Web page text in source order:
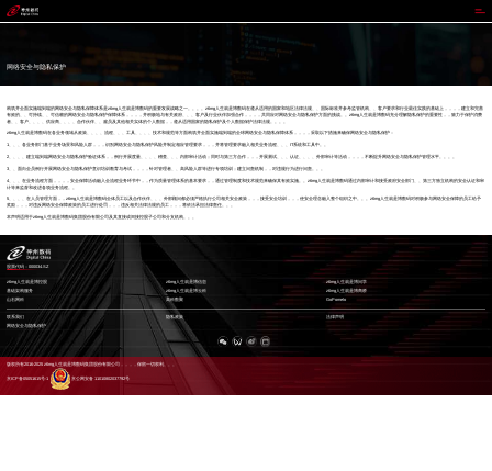
z6mg人生就是博
网络安全与隐私保护
构筑并全面实施端到端的网络安全与隐私保障体系是z6mg人生就是博数码的重要发展战略之一。。。。z6mg人生就是博数码在遵从适用的国家和地区法律法规、、国际标准并参考监管机构、、客户要求和行业最佳实践的基础上，，，，建立和完善
有效的、、可持续、、可信赖的网络安全与隐私保护保障体系，，，，并积极地与有关政府、、、客户及行业伙伴加强合作，，，，共同应对网络安全与隐私保护方面的挑战。。z6mg人生就是博数码充分理解隐私保护的重要性，，致力于保护消费
者、、客户、、、、供应商、、、、合作伙伴、、雇员及其他相关实体的个人数据，，遵从适用国家的隐私保护及个人数据保护法律法规。。。。
z6mg人生就是博数码在各业务领域从政策、、、、流程、、、工具、、、、技术和规范等方面构筑并全面实施端到端的全球网络安全与隐私保障体系，，，，采取以下措施来确保网络安全与隐私保护：
1、、、各业务部门基于业务场景和风险人群，，，识别网络安全与隐私保护风险并制定相应管理要求，，，并将管理要求融入相关业务流程、、、IT系统和工具中。。
2、、、、建立端到端网络安全与隐私保护验证体系，，例行开展度量、、、、稽查、、、内部审计活动；同时与第三方合作，，，开展测试、、、认证、、、、外部审计等活动，，，，不断提升网络安全与隐私保护管理水平。。。。
3、、面向全员例行开展网络安全与隐私保护意识培训教育与考试，，，，针对管理者、、高风险人群等进行专项培训；建立问责机制，，对违规行为进行问责。。。
4、、、在业务流程方面，，，，安全保障活动融入全流程业务环节中，，作为质量管理体系的基本要求，，通过管理制度和技术规范来确保其有效实施。。z6mg人生就是博数码通过内部审计和接受政府安全部门、、第三方独立机构的安全认证和审
计等来监督和改进各项业务流程。。
5、、、、在人员管理方面，，z6mg人生就是博数码全体员工以及合作伙伴、、、外部顾问都必须严格执行公司相关安全政策，，，接受安全培训，，，使安全理念融入整个组织之中。。。z6mg人生就是博数码对积极参与网络安全保障的员工给予
奖励，，，对违反网络安全保障政策的员工进行处罚，，，违反相关法律法规的员工，，，将依法承担法律责任。。。
本声明适用于z6mg人生就是博数码集团股份有限公司及其直接或间接控股子公司和分支机构。。。
股票代码：000034.SZ
z6mg人生就是博控股 z6mg人生就是博信息 z6mg人生就是博问学
基础架构服务 z6mg人生就是博云科 z6mg人生就是博商桥
山石网科 高科数聚 GoPomelo
联系我们 隐私政策 法律声明
网络安全与隐私保护
版权所有2016-2025 z6mg人生就是博数码集团股份有限公司，，，，保留一切权利。。。
京ICP备05051615号-1 京公网安备 11010802037792号